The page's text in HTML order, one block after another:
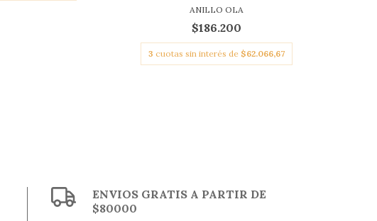
ANILLO OLA
$186.200
3 cuotas sin interés de $62.066,67
ENVIOS GRATIS A PARTIR DE
$80000